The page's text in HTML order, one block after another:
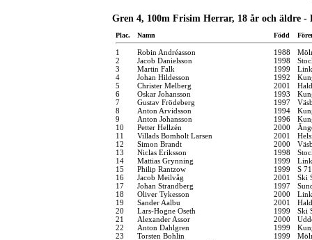
Gren 4, 100m Frisim Herrar, 18 år och äldre -
Plac. Namn Född
1 Robin Andréasson 1988
2
Jacob Danielsson 1998
3
Martin Falk 1999
4
Johan Hildesson 1992
5
Christer Melberg 2001
6
Oskar Johansson 1993
7
Gustav Frödeberg 1997
8
Anton Arvidsson 1994
9
Anton Johansson 1996
10
Petter Hellzén 2000
11
Villads Bomholt Larsen 2001
12
Simon Brandt 2000
13
Niclas Eriksson 1998
14
Mattias Grynning 1999
15
Philip Rantzow 1999
S 71
16
Jacob Meilvåg 2001
Ski
17
Johan Strandberg 1997
18
Oliver Tykesson 2000
19
Sander Aalbu 2001
20
Lars-Hogne Oseth 1999
Ski
21
Alexander Assor 2000
22
Anton Dahlgren 1999
23
Torsten Bohlin 1999